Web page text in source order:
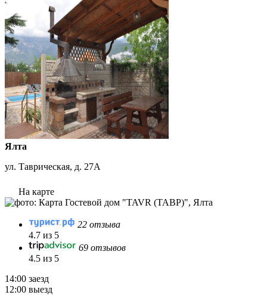
Ялта
ул. Таврическая, д. 27А
На карте
22 отзыва
4.7 из 5
69 отзывов
4.5 из 5
14:00 заезд
12:00 выезд